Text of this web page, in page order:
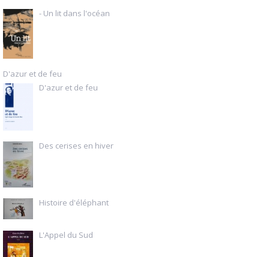
- Un lit dans l'océan
D'azur et de feu
D'azur et de feu
Des cerises en hiver
Histoire d'éléphant
L'Appel du Sud